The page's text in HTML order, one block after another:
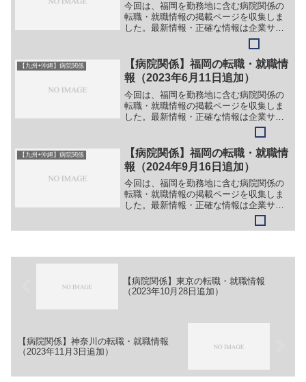
今回は、福岡を勤務地に含む病院関係の
転職・就職情報の掲載ページを収集しま
した。最新情報・正確な情報は企業サイ
トでご確認ください。①【会社名】医療
法人社団 研英会 林眼科病院【職務】
［常勤］＞＞（１）医師（眼科）＞＞
（２）医師（手術医）【ガイ...
【九州+沖縄】病院関係
【病院関係】福岡の転職・就職情
報（2023年6月11日追加）
今回は、福岡を勤務地に含む病院関係の
転職・就職情報の掲載ページを収集しま
した。最新情報・正確な情報は企業サイ
トでご確認ください。①【会社名】社会
医療法人 青洲会グループ【職務】［新
卒］＞＞（１）看護師［常勤・正職員］
＞＞（１）医師（救急科・...
【九州+沖縄】病院関係
【病院関係】福岡の転職・就職情
報（2024年9月16日追加）
今回は、福岡を勤務地に含む病院関係の
転職・就職情報の掲載ページを収集しま
した。最新情報・正確な情報は企業サイ
トでご確認ください。①【会社名】医療
法人 うえの病院【職務】［正職員］＞
【病院関係】東京の転職・就職情報
（2023年10月28日追加）
【病院関係】神奈川の転職・就職情報
（2023年11月3日追加）